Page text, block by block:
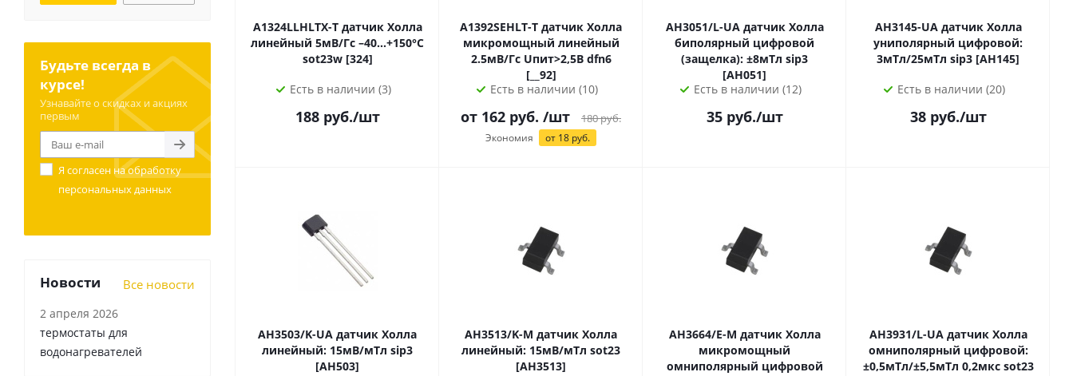
A1324LLHLTX-T датчик Холла
линейный 5мВ/Гс –40...+150°C
sot23w [324]
Есть в наличии (3)
188руб./шт
A1392SEHLT-T датчик Холла
микромощный линейный
2.5мВ/Гс Uпит>2,5В dfn6
[__92]
Есть в наличии (10)
от 162 руб. /шт 180руб.
Экономия от 18 руб.
AH3051/L-UA датчик Холла
биполярный цифровой
(защелка): ±8мТл sip3
[AH051]
Есть в наличии (12)
35руб./шт
AH3145-UA датчик Холла
униполярный цифровой:
3мТл/25мТл sip3 [AH145]
Есть в наличии (20)
38руб./шт
AH3503/K-UA датчик Холла
линейный: 15мВ/мТл sip3
[AH503]
AH3513/K-M датчик Холла
линейный: 15мВ/мТл sot23
[AH3513]
AH3664/E-M датчик Холла
микромощный
омниполярный цифровой
AH3931/L-UA датчик Холла
омниполярный цифровой:
±0,5мТл/±5,5мТл 0,2мкс sot23
Будьте всегда в
курсе!
Узнавайте о скидках и акциях
первым
Я согласен наобработку
персональных данных
Новости Все новости
2 апреля 2026
термостаты для
водонагревателей